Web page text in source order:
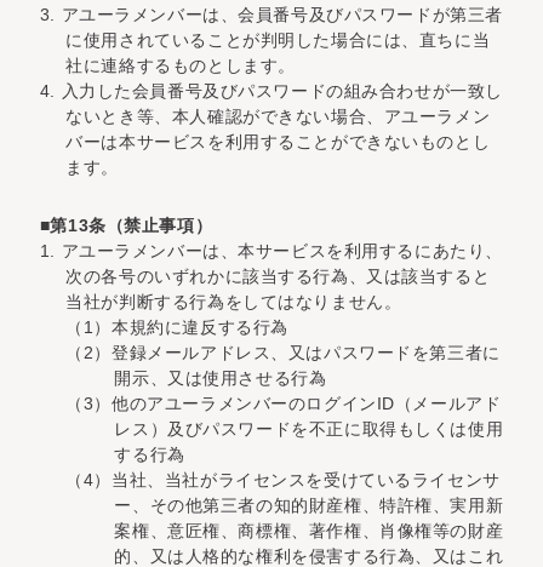
3. アユーラメンバーは、会員番号及びパスワードが第三者
に使用されていることが判明した場合には、直ちに当
社に連絡するものとします。
4. 入力した会員番号及びパスワードの組み合わせが一致し
ないとき等、本人確認ができない場合、アユーラメン
バーは本サービスを利用することができないものとし
ます。
■第13条（禁止事項）
1. アユーラメンバーは、本サービスを利用するにあたり、
次の各号のいずれかに該当する行為、又は該当すると
当社が判断する行為をしてはなりません。
（1）本規約に違反する行為
（2）登録メールアドレス、又はパスワードを第三者に
開示、又は使用させる行為
（3）他のアユーラメンバーのログインID（メールアド
レス）及びパスワードを不正に取得もしくは使用
する行為
（4）当社、当社がライセンスを受けているライセンサ
ー、その他第三者の知的財産権、特許権、実用新
案権、意匠権、商標権、著作権、肖像権等の財産
的、又は人格的な権利を侵害する行為、又はこれ